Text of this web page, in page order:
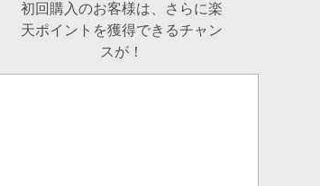
初回購入のお客様は、さらに楽
天ポイントを獲得できるチャン
スが！